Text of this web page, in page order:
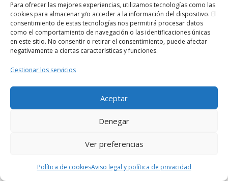
Para ofrecer las mejores experiencias, utilizamos tecnologías como las
cookies para almacenar y/o acceder a la información del dispositivo. El
consentimiento de estas tecnologías nos permitirá procesar datos
como el comportamiento de navegación o las identificaciones únicas
en este sitio. No consentir o retirar el consentimiento, puede afectar
negativamente a ciertas características y funciones.
Gestionar los servicios
Aceptar
Denegar
Ver preferencias
Política de cookiesAviso legal y política de privacidad